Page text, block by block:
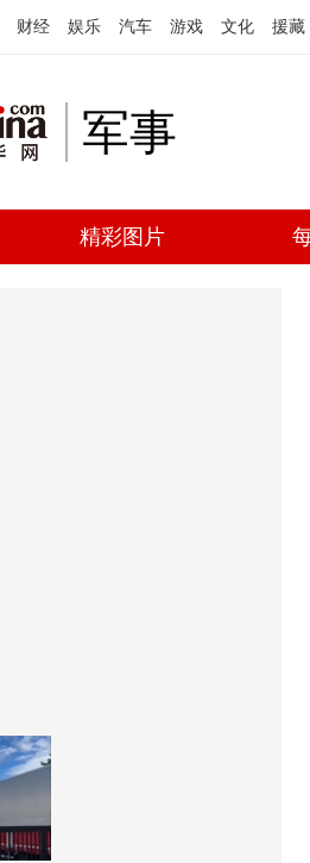
财经 娱乐 汽车 游戏 文化 援藏
军事
精彩图片